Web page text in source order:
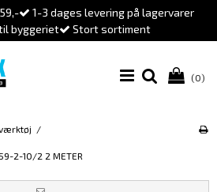
1-3 dages levering på lagervarer
byggeriet
Stort sortiment
(0)
/
59-2-10/2 2 METER